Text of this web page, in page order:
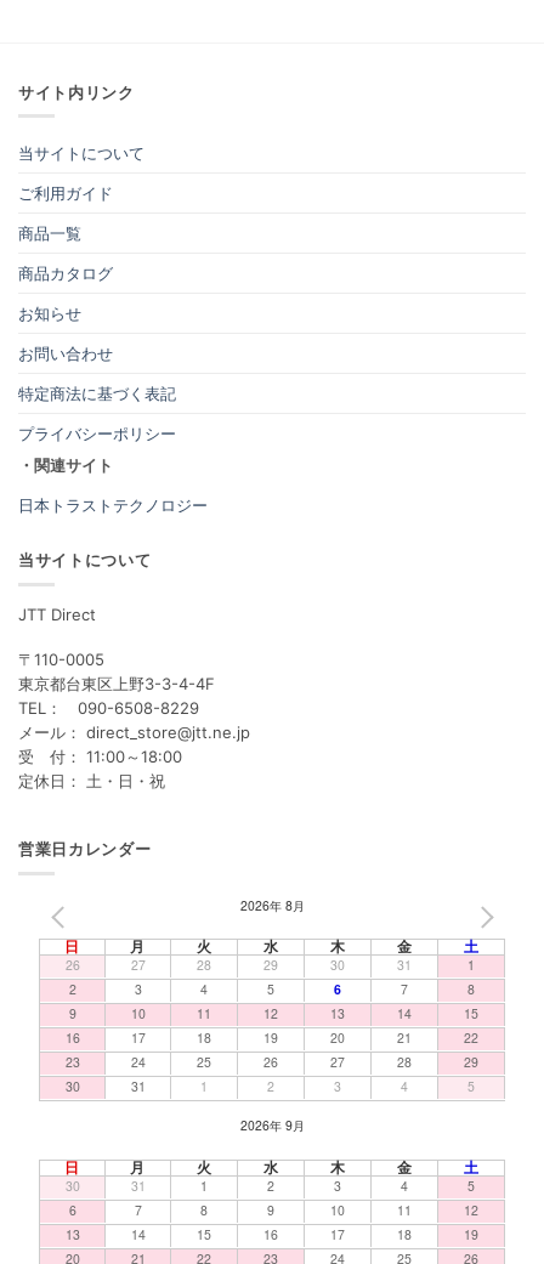
サイト内リンク
当サイトについて
ご利用ガイド
商品一覧
商品カタログ
お知らせ
お問い合わせ
特定商法に基づく表記
プライバシーポリシー
・関連サイト
日本トラストテクノロジー
当サイトについて
JTT Direct
〒110-0005
東京都台東区上野3-3-4-4F
TEL： 090-6508-8229
メール： direct_store@jtt.ne.jp
受 付： 11:00～18:00
定休日： 土・日・祝
営業日カレンダー
2026年 8月
日 月 火 水 木 金 土
26 27 28 29 30 31
1
2
3 4 5 6 7
8
9
10 11 12 13 14
15
16
17 18 19 20 21
22
23
24 25 26 27 28
29
30
31 1 2 3 4 5
2026年 9月
日 月 火 水 木 金 土
30 31 1 2 3 4
5
6
7 8 9 10 11
12
13
14 15 16 17 18
19
20
21 22 23 24 25 26